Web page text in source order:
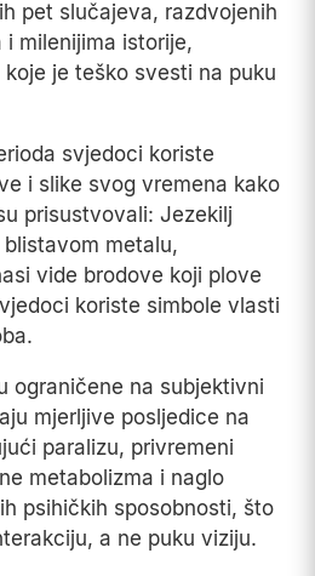
pet slučajeva, razdvojenih
i milenijima istorije,
je teško svesti na puku
svjedoci koriste
i slike svog vremena kako
prisustvovali: Jezekilj
metalu,
vide brodove koji plove
koriste simbole vlasti
ograničene na subjektivni
mjerljive posljedice na
paralizu, privremeni
metabolizma i naglo
psihičkih sposobnosti, što
a ne puku viziju.